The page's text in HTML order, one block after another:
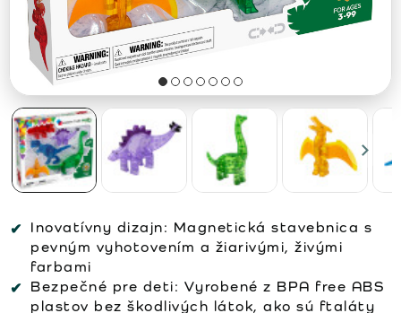
Inovatívny dizajn: Magnetická stavebnica s
pevným vyhotovením a žiarivými, živými
farbami
Bezpečné pre deti: Vyrobené z BPA free ABS
plastov bez škodlivých látok, ako sú ftaláty